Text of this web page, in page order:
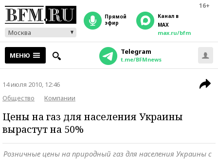
16+
Москва
прямой
эфир
Канал в
MAX
max.ru/bfm
МЕНЮ Telegram
t.me/BFMnews
14 июля 2010, 12:46
Общество
Компании
Цены на газ для населения Украины
вырастут на 50%
Розничные цены на природный газ для населения Украины с